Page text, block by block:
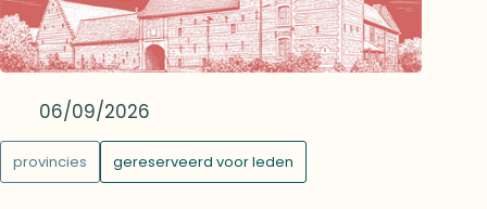
februari 2027, zal hij voor de Cercle Franklin
een exclusieve showcase brengen.Hij stelt er
enkele van zijn nieuwste nummers voor,
waaronder Pas le choix en Le monde d’en
haut.
06/09/2026
provincies gereserveerd voor leden